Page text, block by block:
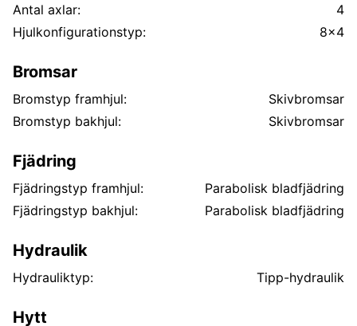
Antal axlar:
4
Hjulkonfigurationstyp:
8x4
Bromsar
Bromstyp framhjul:
Skivbromsar
Bromstyp bakhjul:
Skivbromsar
Fjädring
Fjädringstyp framhjul:
Parabolisk bladfjädring
Fjädringstyp bakhjul:
Parabolisk bladfjädring
Hydraulik
Hydrauliktyp: Tipp-hydraulik
Hytt